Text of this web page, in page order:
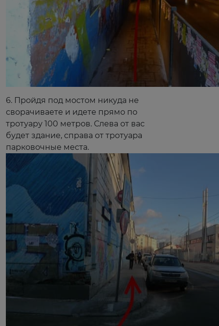
6. Пройдя под мостом никуда не
сворачиваете и идете прямо по
тротуару 100 метров. Слева от вас
будет здание, справа от тротуара
парковочные места.